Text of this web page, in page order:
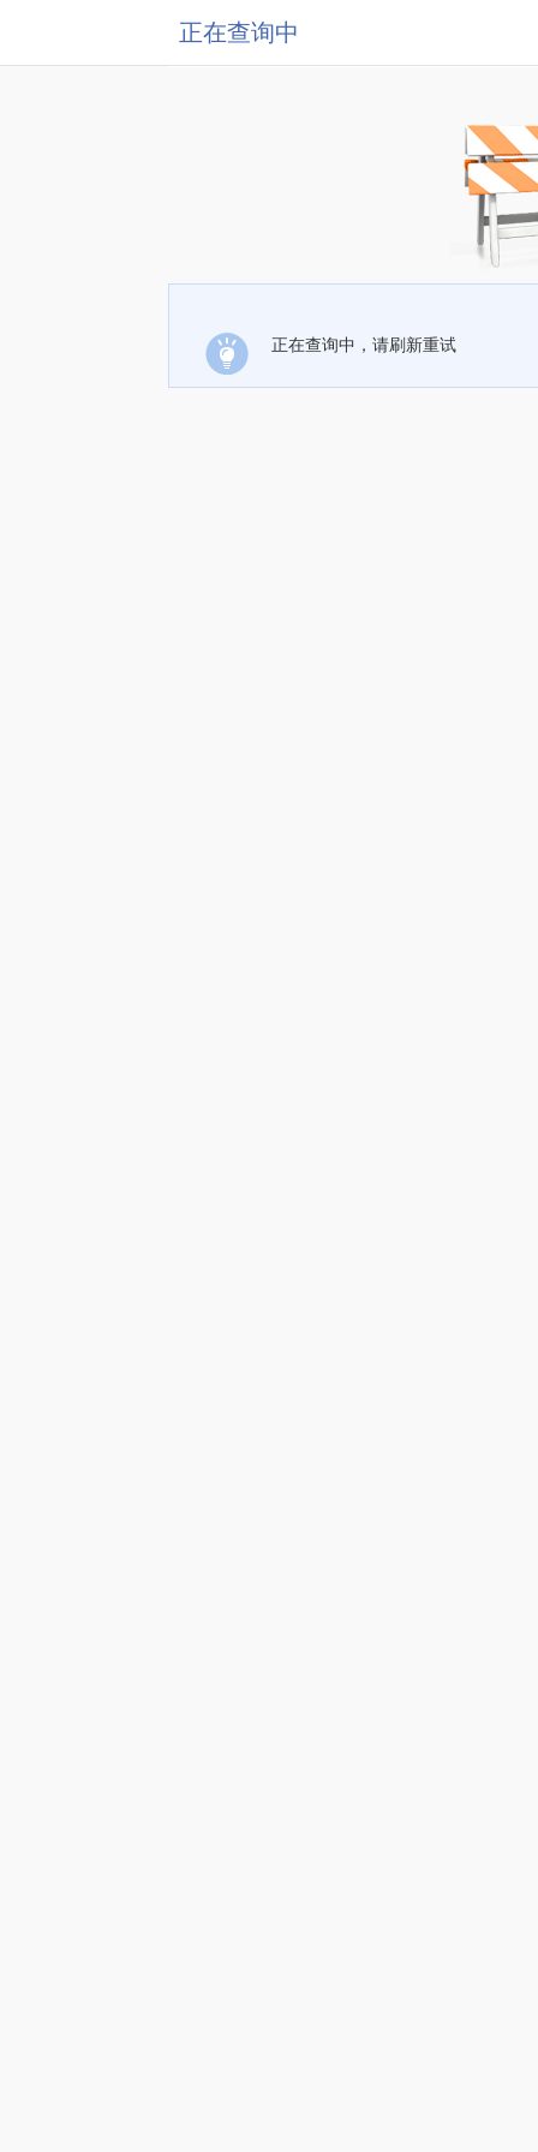
正在查询中
正在查询中，请刷新重试